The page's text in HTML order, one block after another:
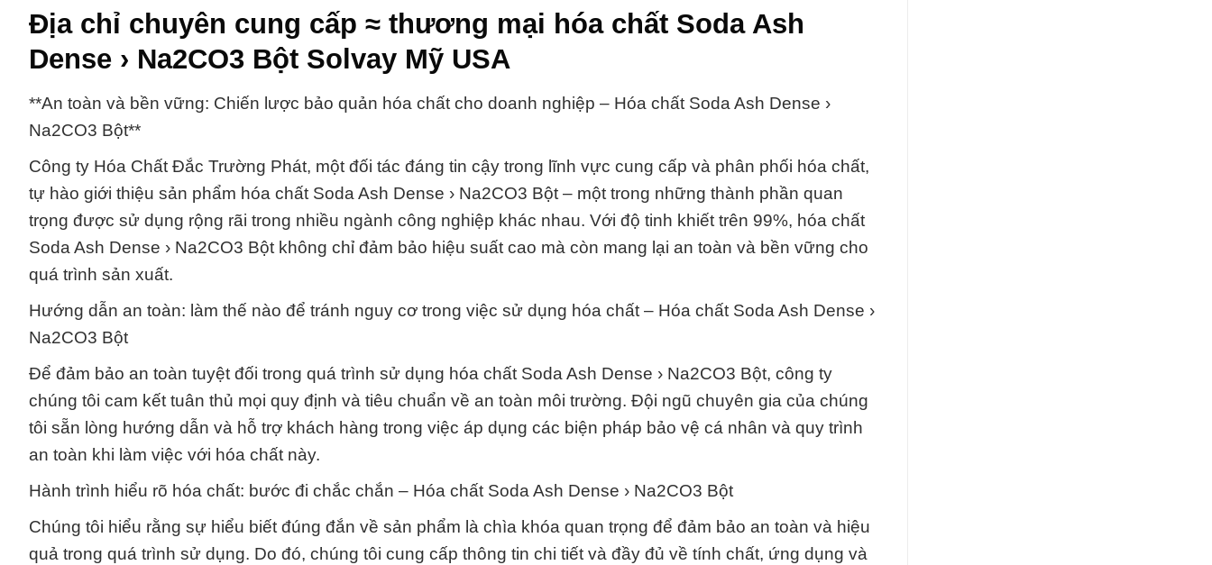
Địa chỉ chuyên cung cấp ≈ thương mại hóa chất Soda Ash
Dense › Na2CO3 Bột Solvay Mỹ USA
**An toàn và bền vững: Chiến lược bảo quản hóa chất cho doanh nghiệp – Hóa chất Soda Ash Dense ›
Na2CO3 Bột**
Công ty Hóa Chất Đắc Trường Phát, một đối tác đáng tin cậy trong lĩnh vực cung cấp và phân phối hóa chất,
tự hào giới thiệu sản phẩm hóa chất Soda Ash Dense › Na2CO3 Bột – một trong những thành phần quan
trọng được sử dụng rộng rãi trong nhiều ngành công nghiệp khác nhau. Với độ tinh khiết trên 99%, hóa chất
Soda Ash Dense › Na2CO3 Bột không chỉ đảm bảo hiệu suất cao mà còn mang lại an toàn và bền vững cho
quá trình sản xuất.
Hướng dẫn an toàn: làm thế nào để tránh nguy cơ trong việc sử dụng hóa chất – Hóa chất Soda Ash Dense ›
Na2CO3 Bột
Để đảm bảo an toàn tuyệt đối trong quá trình sử dụng hóa chất Soda Ash Dense › Na2CO3 Bột, công ty
chúng tôi cam kết tuân thủ mọi quy định và tiêu chuẩn về an toàn môi trường. Đội ngũ chuyên gia của chúng
tôi sẵn lòng hướng dẫn và hỗ trợ khách hàng trong việc áp dụng các biện pháp bảo vệ cá nhân và quy trình
an toàn khi làm việc với hóa chất này.
Hành trình hiểu rõ hóa chất: bước đi chắc chắn – Hóa chất Soda Ash Dense › Na2CO3 Bột
Chúng tôi hiểu rằng sự hiểu biết đúng đắn về sản phẩm là chìa khóa quan trọng để đảm bảo an toàn và hiệu
quả trong quá trình sử dụng. Do đó, chúng tôi cung cấp thông tin chi tiết và đầy đủ về tính chất, ứng dụng và